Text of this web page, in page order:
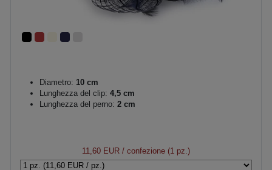
Diametro: 10 cm
Lunghezza del clip: 4,5 cm
Lunghezza del perno: 2 cm
11,60 EUR / confezione (1 pz.)